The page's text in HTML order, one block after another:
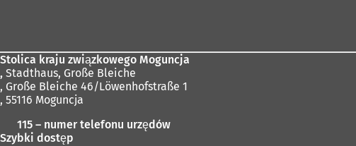
Stolica kraju związkowego Moguncja
, Stadthaus, Große Bleiche
, Große Bleiche 46/Löwenhofstraße 1
, 55116 Moguncja
115 – numer telefonu urzędów
Szybki dostęp